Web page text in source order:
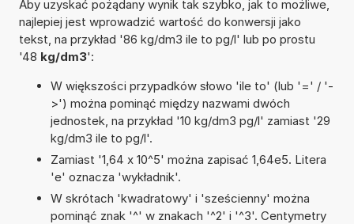
Aby uzyskać pożądany wynik tak szybko, jak to możliwe,
najlepiej jest wprowadzić wartość do konwersji jako
tekst, na przykład '86 kg/dm3 ile to pg/l' lub po prostu
'48 kg/dm3':
W większości przypadków słowo 'ile to' (lub '=' / '-
>') można pominąć między nazwami dwóch
jednostek, na przykład '10 kg/dm3 pg/l' zamiast '29
kg/dm3 ile to pg/l'.
Zamiast '1,64 x 10^5' można zapisać 1,64e5. Litera
'e' oznacza 'wykładnik'.
W skrótach 'kwadratowy' i 'sześcienny' można
pominąć znak '^' w znakach '^2' i '^3'. Centymetry